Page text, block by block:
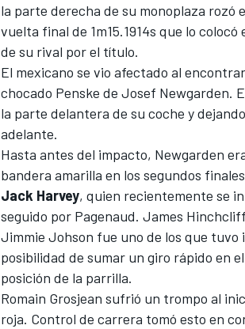
WRC
la parte derecha de su monoplaza rozó
vuelta final de 1m15.1914s que lo
de su rival por el título.
El mexicano se vio afectado al
chocado Penske de Josef Newgarden.
la parte delantera de su coche y
adelante.
Hasta antes del impacto, Newgarden
bandera amarilla en los segundos
Jack Harvey, quien recientemente se
seguido por Pagenaud. James
Jimmie Johson fue uno de los que tuvo
posibilidad de sumar un giro rápido en
posición de la parrilla.
Romain Grosjean sufrió un trompo al
roja. Control de carrera tomó esto en